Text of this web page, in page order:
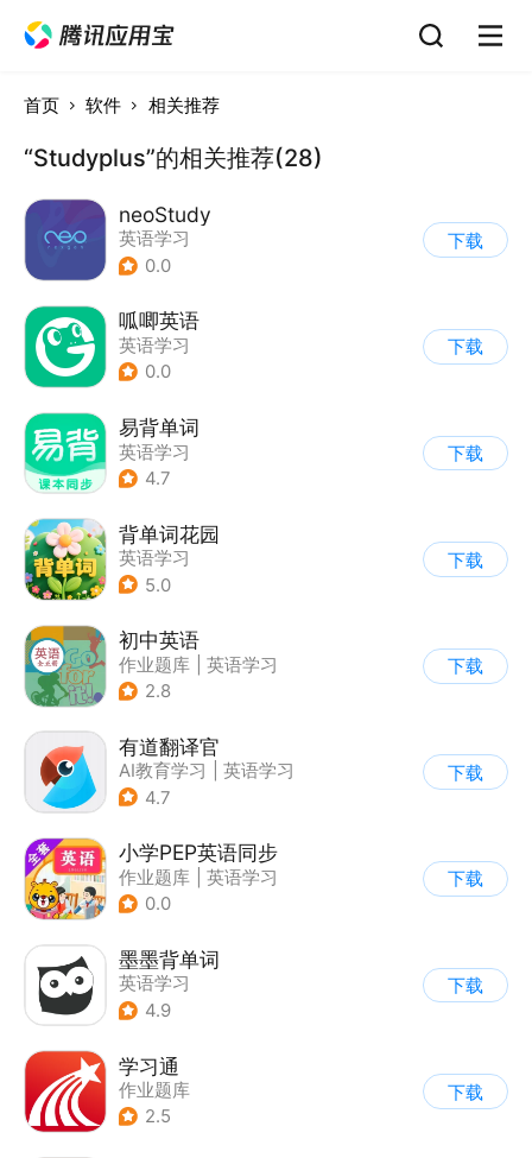
首页 软件 相关推荐
“Studyplus”的相关推荐(28)
neoStudy
英语学习
0.0
下载
呱唧英语
英语学习
0.0
下载
易背单词
英语学习
4.7
下载
背单词花园
英语学习
5.0
下载
初中英语
作业题库
英语学习
2.8
下载
有道翻译官
AI教育学习
英语学习
4.7
下载
小学PEP英语同步
作业题库
英语学习
0.0
下载
墨墨背单词
英语学习
4.9
下载
学习通
作业题库
2.5
下载